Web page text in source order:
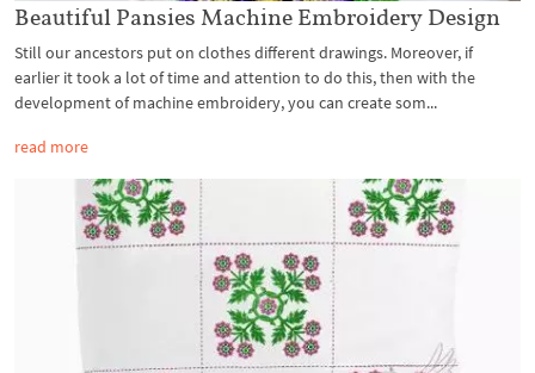
Beautiful Pansies Machine Embroidery Design
Still our ancestors put on clothes different drawings. Moreover, if
earlier it took a lot of time and attention to do this, then with the
development of machine embroidery, you can create som...
read more